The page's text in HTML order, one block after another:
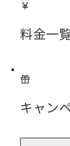
料金一
キャン